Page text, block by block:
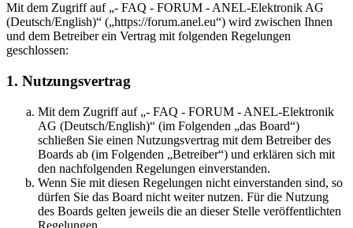
Mit dem Zugriff auf „- FAQ - FORUM - ANEL-Elektronik AG
(Deutsch/English)“ („https://forum.anel.eu“) wird zwischen Ihnen
und dem Betreiber ein Vertrag mit folgenden Regelungen
geschlossen:
1. Nutzungsvertrag
Mit dem Zugriff auf „- FAQ - FORUM - ANEL-Elektronik
AG (Deutsch/English)“ (im Folgenden „das Board“)
schließen Sie einen Nutzungsvertrag mit dem Betreiber des
Boards ab (im Folgenden „Betreiber“) und erklären sich mit
den nachfolgenden Regelungen einverstanden.
Wenn Sie mit diesen Regelungen nicht einverstanden sind, so
dürfen Sie das Board nicht weiter nutzen. Für die Nutzung
des Boards gelten jeweils die an dieser Stelle veröffentlichten
Regelungen.